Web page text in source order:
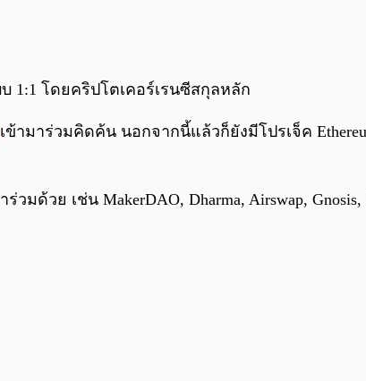
1:1 โดยคริปโตเคอร์เรนซีสกุลหลัก
เข้ามาร่วมคิดค้น นอกจากนี้แล้วก็ยังมีโปรเจ็ค
ด้วย เช่น MakerDAO, Dharma, Airswap, Gnosis,